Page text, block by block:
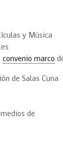
y Música
convenio marco
de Salas Cuna
de